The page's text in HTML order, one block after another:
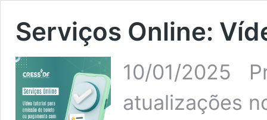
Serviços Online:
10/01/2025
atualizações